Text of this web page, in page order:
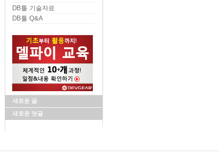
DB툴 기술자료
DB툴 Q&A
새로운 글
새로운 덧글